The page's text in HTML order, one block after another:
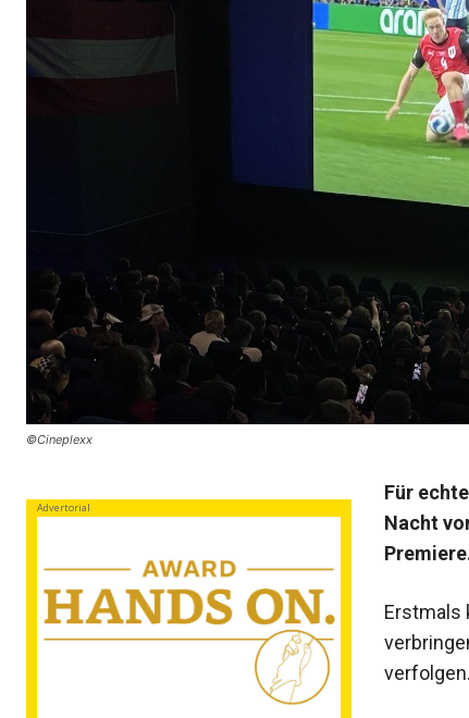
©Cineplexx
Advertorial
Für
Nacht
Erstmals
verfolgen.